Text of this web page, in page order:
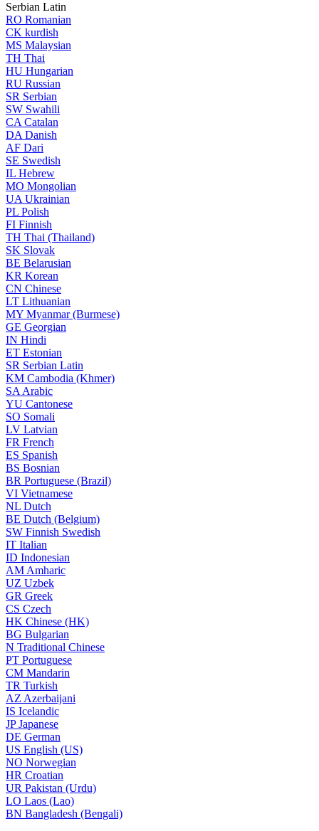
Serbian Latin
RO Romanian
CK kurdish
MS Malaysian
TH Thai
HU Hungarian
RU Russian
SR Serbian
SW Swahili
CA Catalan
DA Danish
AF Dari
SE Swedish
IL Hebrew
MO Mongolian
UA Ukrainian
PL Polish
FI Finnish
TH Thai (Thailand)
SK Slovak
BE Belarusian
KR Korean
CN Chinese
LT Lithuanian
MY Myanmar (Burmese)
GE Georgian
IN Hindi
ET Estonian
SR Serbian Latin
KM Cambodia (Khmer)
SA Arabic
YU Cantonese
SO Somali
LV Latvian
FR French
ES Spanish
BS Bosnian
BR Portuguese (Brazil)
VI Vietnamese
NL Dutch
BE Dutch (Belgium)
SW Finnish Swedish
IT Italian
ID Indonesian
AM Amharic
UZ Uzbek
GR Greek
CS Czech
HK Chinese (HK)
BG Bulgarian
N Traditional Chinese
PT Portuguese
CM Mandarin
TR Turkish
AZ Azerbaijani
IS Icelandic
JPJapanese
DE German
US English (US)
NO Norwegian
HR Croatian
UR Pakistan (Urdu)
LO Laos (Lao)
BN Bangladesh (Bengali)